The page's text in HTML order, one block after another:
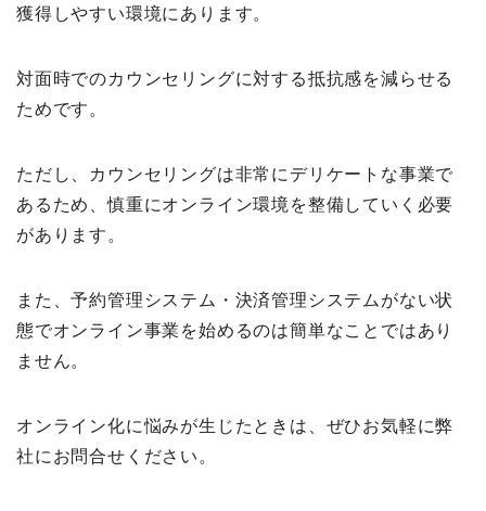
獲得しやすい環境にあります。
対面時でのカウンセリングに対する抵抗感を減らせる
ためです。
ただし、カウンセリングは非常にデリケートな事業で
あるため、慎重にオンライン環境を整備していく必要
があります。
また、予約管理システム・決済管理システムがない状
態でオンライン事業を始めるのは簡単なことではあり
ません。
オンライン化に悩みが生じたときは、ぜひお気軽に弊
社にお問合せください。